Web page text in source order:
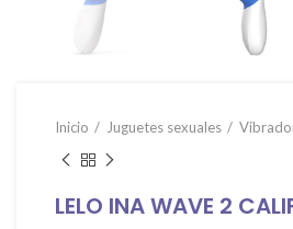
Inicio Juguetes sexuales
LELO INA WAVE 2